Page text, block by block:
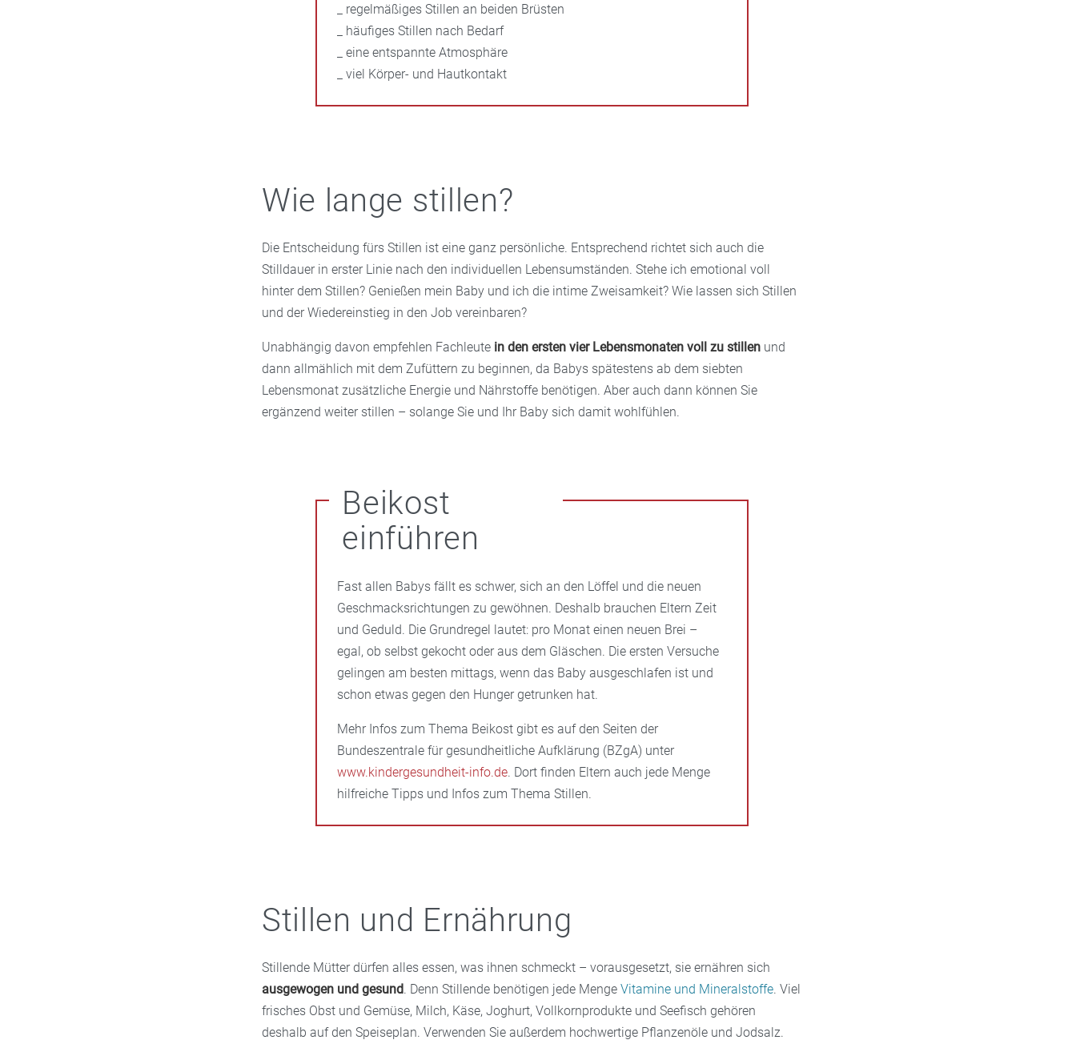
_ regelmäßiges Stillen an beiden Brüsten
_ häufiges Stillen nach Bedarf
_ eine entspannte Atmosphäre
_ viel Körper- und Hautkontakt
Wie lange stillen?
Die Entscheidung fürs Stillen ist eine ganz persönliche. Entsprechend richtet sich auch die
Stilldauer in erster Linie nach den individuellen Lebensumständen. Stehe ich emotional voll
hinter dem Stillen? Genießen mein Baby und ich die intime Zweisamkeit? Wie lassen sich Stillen
und der Wiedereinstieg in den Job vereinbaren?
Unabhängig davon empfehlen Fachleute in den ersten vier Lebensmonaten voll zu stillenund
dann allmählich mit dem Zufüttern zu beginnen, da Babys spätestens ab dem siebten
Lebensmonat zusätzliche Energie und Nährstoffe benötigen. Aber auch dann können Sie
ergänzend weiter stillen – solange Sie und Ihr Baby sich damit wohlfühlen.
Beikost
einführen
Fast allen Babys fällt es schwer, sich an den Löffel und die neuen
Geschmacksrichtungen zu gewöhnen. Deshalb brauchen Eltern Zeit
und Geduld. Die Grundregel lautet: pro Monat einen neuen Brei –
egal, ob selbst gekocht oder aus dem Gläschen. Die ersten Versuche
gelingen am besten mittags, wenn das Baby ausgeschlafen ist und
schon etwas gegen den Hunger getrunken hat.
Mehr Infos zum Thema Beikost gibt es auf den Seiten der
Bundeszentrale für gesundheitliche Aufklärung (BZgA) unter
www.kindergesundheit-info.de. Dort finden Eltern auch jede Menge
hilfreiche Tipps und Infos zum Thema Stillen.
Stillen und Ernährung
Stillende Mütter dürfen alles essen, was ihnen schmeckt – vorausgesetzt, sie ernähren sich
ausgewogen und gesund. Denn Stillende benötigen jede Menge Vitamine und Mineralstoffe. Viel
frisches Obst und Gemüse, Milch, Käse, Joghurt, Vollkornprodukte und Seefisch gehören
deshalb auf den Speiseplan. Verwenden Sie außerdem hochwertige Pflanzenöle und Jodsalz.